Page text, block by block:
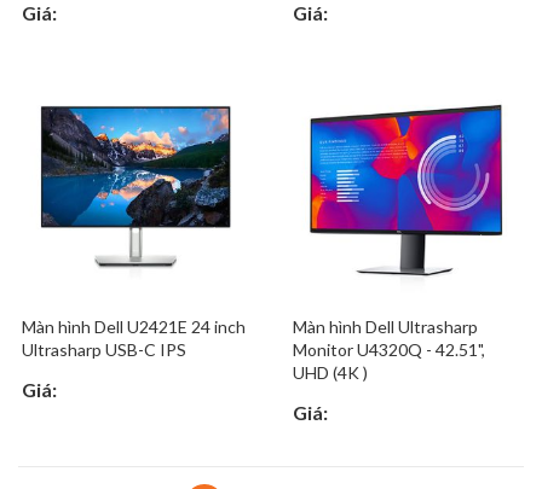
Giá: Giá:
Màn hình Dell U2421E 24 inch
Ultrasharp USB-C IPS
Giá:
Màn hình Dell Ultrasharp
Monitor U4320Q - 42.51",
UHD (4K )
Giá: